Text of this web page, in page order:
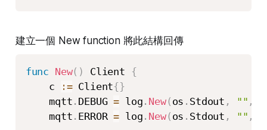
建立一個 New function 將此結構回傳
func New( ) Client
{
    c
:= Client{}
    mqtt
. DEBUG = log . New( os . Stdout , "" ,
    mqtt
. ERROR = log . New( os . Stdout , "" ,